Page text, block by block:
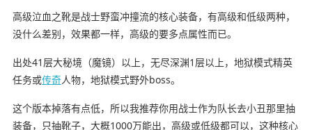
高级泣血之靴是战士野蛮冲撞流的核心装备，有高级和低级两种，
没什么差别，效果都一样，高级的要多点属性而已。
出处41层大秘境（魔镜）以上，无尽深渊1层以上，地狱模式精英
任务或传奇人物，地狱模式野外boss。
这个版本掉落有点低，所以我推荐你用战士作为队长去小丑那里抽
装备，只抽靴子，大概1000万能出，高级或低级都可以，这种核心